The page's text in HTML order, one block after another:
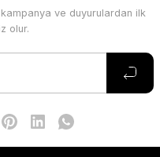
ve duyurulardan ilk
olur.